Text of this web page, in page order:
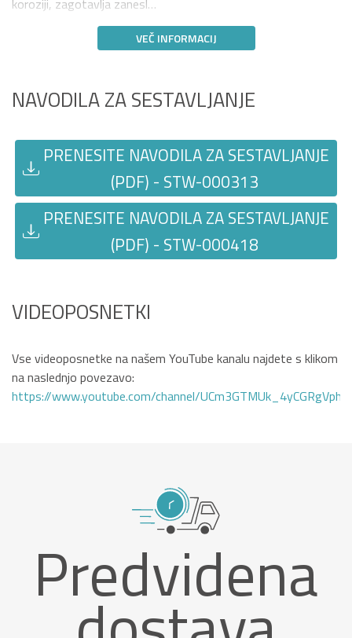
koroziji, zagotavlja zanesl…
VEČ INFORMACIJ
NAVODILA ZA SESTAVLJANJE
PRENESITE NAVODILA ZA SESTAVLJANJE
(PDF) - STW-000313
PRENESITE NAVODILA ZA SESTAVLJANJE
(PDF) - STW-000418
VIDEOPOSNETKI
Vse videoposnetke na našem YouTube kanalu najdete s klikom
na naslednjo povezavo:
https://www.youtube.com/channel/
Predvidena